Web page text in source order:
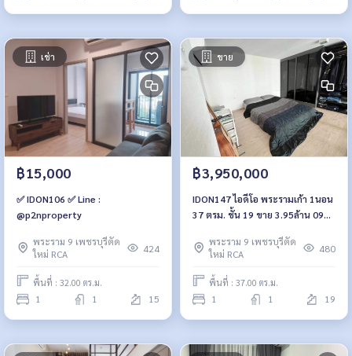
เช่า
฿15,000
✅ IDON106 ✅ Line :
@p2nproperty
พระราม 9 เพชรบุรีตัด
ใหม่ RCA
424
พื้นที่ : 32.00 ตร.ม.
1 1 15
ขาย
฿3,950,000
IDON147 ไอดีโอ พระรามเก้า 1นอน
37 ตรม. ชั้น 19 ขาย 3.95ล้าน 092-
พระราม 9 เพชรบุรีตัด
ใหม่ RCA
480
พื้นที่ : 37.00 ตร.ม.
1 1 19